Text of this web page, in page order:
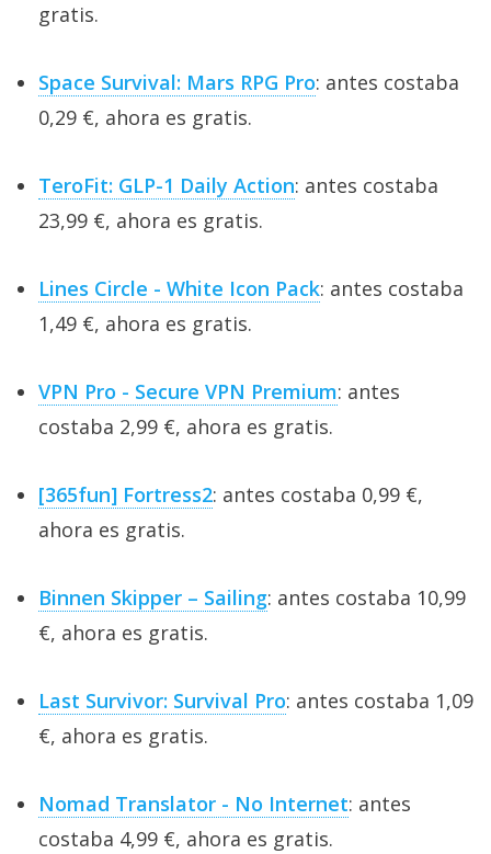
gratis.
Space Survival: Mars RPG Pro: antes costaba
0,29 €, ahora es gratis.
TeroFit: GLP-1 Daily Action: antes costaba
23,99 €, ahora es gratis.
Lines Circle - White Icon Pack: antes costaba
1,49 €, ahora es gratis.
VPN Pro - Secure VPN Premium: antes
costaba 2,99 €, ahora es gratis.
[365fun] Fortress2: antes costaba 0,99 €,
ahora es gratis.
Binnen Skipper – Sailing: antes costaba 10,99
€, ahora es gratis.
Last Survivor: Survival Pro: antes costaba 1,09
€, ahora es gratis.
Nomad Translator - No Internet: antes
costaba 4,99 €, ahora es gratis.